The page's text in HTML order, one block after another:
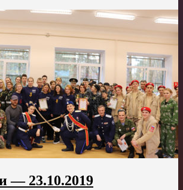
— 23.10.2019